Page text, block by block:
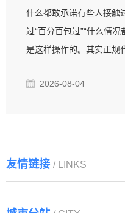
什么都敢承诺有些人接触
过“百分百包过”“什么情
是这样操作的。其实正规
2026-08-04
友情链接 / LINKS